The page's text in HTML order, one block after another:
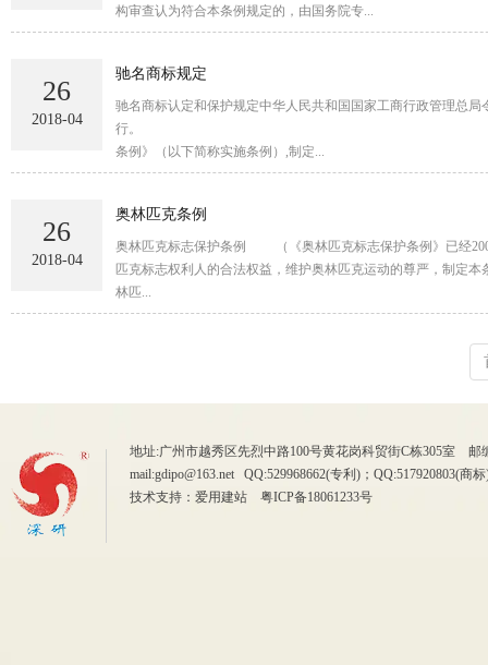
构审查认为符合本条例规定的，由国务院专...
26
2018-04
驰名商标规定
驰名商标认定和保护规定中华人民共和国国家工商行政管理总
行。 局长 王众孚二〇〇三年四月十七日 第一条 根据《中华人民共和国商标法》（以下简称商标法）、《中
条例》（以下简称实施条例）,制定...
26
2018-04
奥林匹克条例
奥林匹克标志保护条例 （《奥林匹克标志保护条例》已经2002年1月30日国务院
匹克标志权利人的合法权益，维护奥林匹克运动的尊严，制定本条例。 第二条 本条例所称奥林匹克标志，是指： (一)国际奥林匹克委员会的奥林匹克五
林匹...
地址:广州市越秀区先烈中路100号黄花岗科贸街C栋305室
mail:gdipo@163.net QQ:529968662(专利)；QQ:517920803(
技术支持： 爱用建站 粤ICP备18061233号